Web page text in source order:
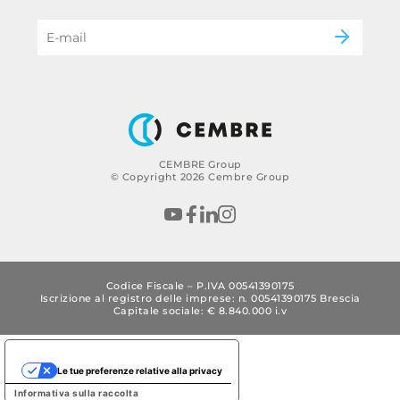
CEMBRE Group
© Copyright 2026 Cembre Group
B2B Disclaimer
Codice Fiscale – P.IVA 00541390175
Iscrizione al registro delle imprese: n. 00541390175 Brescia
Capitale sociale: € 8.840.000 i.v
Informativa sulla raccolta
Le tue preferenze relative alla privacy